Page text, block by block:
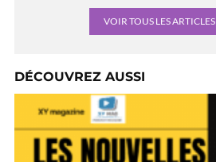
VOIR TOUS LES ARTICLES
DÉCOUVREZ AUSSI